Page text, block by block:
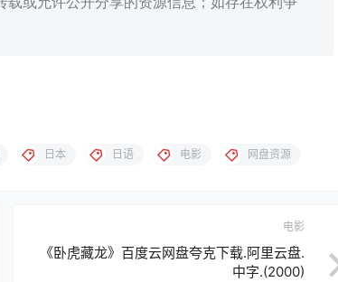
日本 日语 电影 网盘资源
电影
《卧虎藏龙》百度云网盘夸克下载.阿里云盘.
中字.(2000)